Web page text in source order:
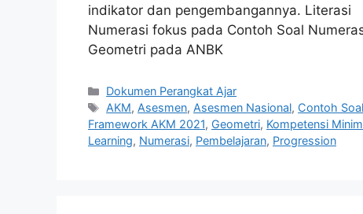
indikator dan pengembangannya. Literasi
Numerasi fokus pada Contoh Soal
Geometri pada ANBK
Kategori
Dokumen Perangkat Ajar
Tag
AKM, Asesmen, Asesmen Nasional, Contoh
Framework AKM 2021, Geometri, Kompetensi
Learning, Numerasi, Pembelajaran, Progression